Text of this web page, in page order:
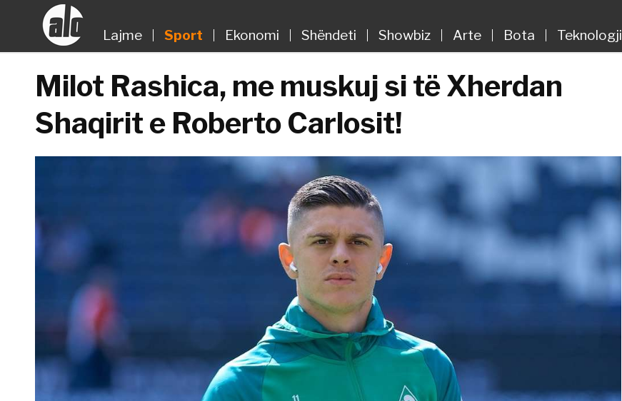
Lajme Sport Ekonomi Shëndeti Showbiz Arte Bota Teknologji
Milot Rashica, me muskuj si të Xherdan
Shaqirit e Roberto Carlosit!